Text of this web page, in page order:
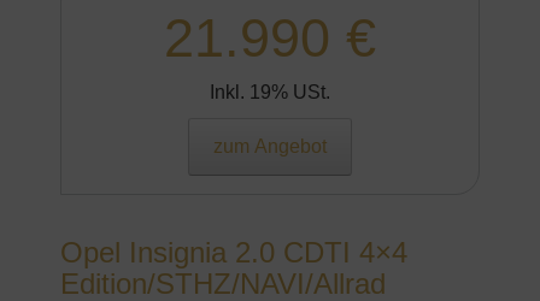
21.990 €
Inkl. 19% USt.
zum Angebot
Opel Insignia 2.0 CDTI 4×4
Edition/STHZ/NAVI/Allrad